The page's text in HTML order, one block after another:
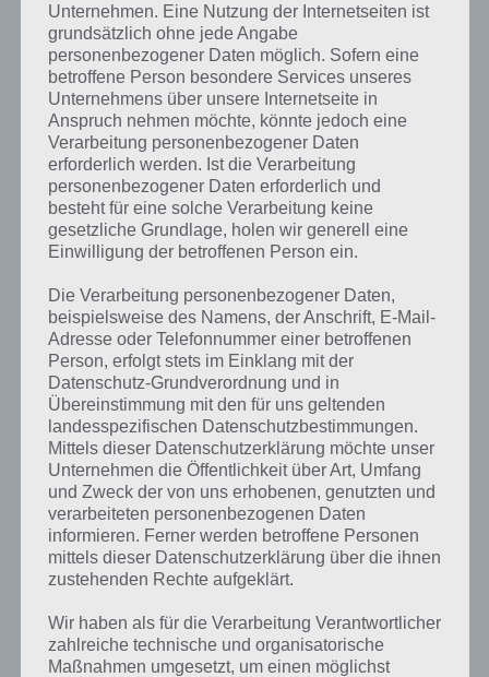
Kurze Begriffserklärung zur Lösung Bus
Bus ist die Lösung für das tägliche Rätsel am 13.11.2021 in 4 Bilder 1
Wort, doch welche Bedeutung hat dieses eigentlich und was gibt es
dazu zu wissen? Passt das Wort auch zu Volle Fahrt voraus? Zu
kurze Begriffserklärung!
Unternehmen. Eine Nutzung der Internetseiten ist
grundsätzlich ohne jede Angabe
personenbezogener Daten möglich. Sofern eine
betroffene Person besondere Services unseres
Unternehmens über unsere Internetseite in
Anspruch nehmen möchte, könnte jedoch eine
Verarbeitung personenbezogener Daten
erforderlich werden. Ist die Verarbeitung
personenbezogener Daten erforderlich und
besteht für eine solche Verarbeitung keine
gesetzliche Grundlage, holen wir generell eine
Einwilligung der betroffenen Person ein.
Die Verarbeitung personenbezogener Daten,
beispielsweise des Namens, der Anschrift, E-Mail-
Adresse oder Telefonnummer einer betroffenen
Person, erfolgt stets im Einklang mit der
Datenschutz-Grundverordnung und in
Übereinstimmung mit den für uns geltenden
landesspezifischen Datenschutzbestimmungen.
Mittels dieser Datenschutzerklärung möchte unser
Unternehmen die Öffentlichkeit über Art, Umfang
und Zweck der von uns erhobenen, genutzten und
verarbeiteten personenbezogenen Daten
informieren. Ferner werden betroffene Personen
mittels dieser Datenschutzerklärung über die ihnen
zustehenden Rechte aufgeklärt.
Wir haben als für die Verarbeitung Verantwortlicher
zahlreiche technische und organisatorische
Maßnahmen umgesetzt, um einen möglichst